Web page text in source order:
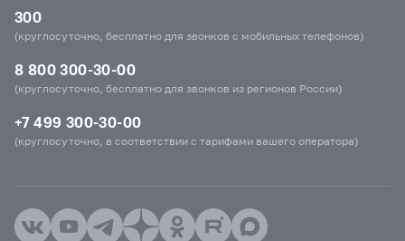
300
(круглосуточно, бесплатно для звонков с мобильных телефонов)
8 800 300-30-00
(круглосуточно, бесплатно для звонков из регионов России)
+7 499 300-30-00
(круглосуточно, в соответствии с тарифами вашего оператора)